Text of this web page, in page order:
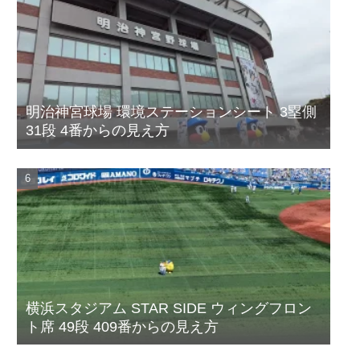
明治神宮球場 環境ステーションシート 3塁側
31段 4番からの見え方
横浜スタジアム STAR SIDE ウィングフロン
ト席 49段 409番からの見え方